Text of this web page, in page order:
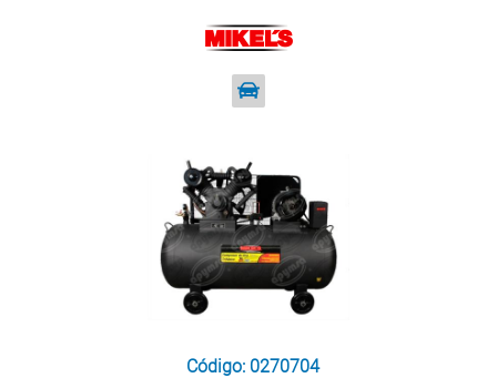
Código: 0270704